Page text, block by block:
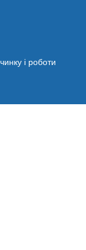
і роботи